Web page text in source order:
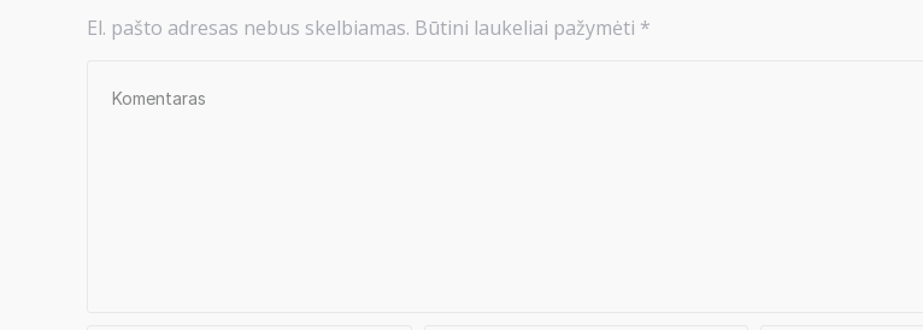
El. pašto adresas nebus skelbiamas. Būtini laukeliai pažymėti *